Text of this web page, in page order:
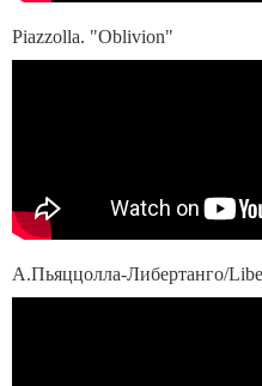
Piazzolla. "Оblivion"
А.Пьяццолла-Либертанго/